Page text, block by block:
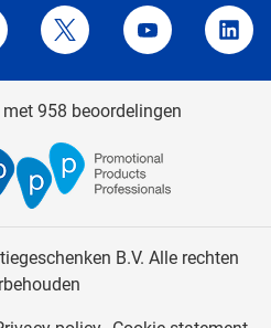
Twitter YouTube
is 86
958 beoordelingen
B.V. Alle rechten